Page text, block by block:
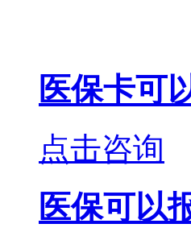
医保卡可
点击咨询
医保可以